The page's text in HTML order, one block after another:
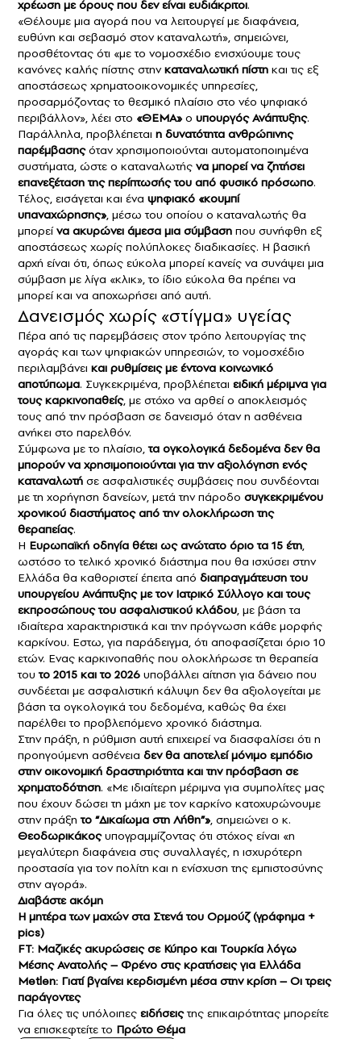
χρέωση με όρους που δεν είναι ευδιάκριτοι.
«Θέλουμε μια αγορά που να λειτουργεί με διαφάνεια,
ευθύνη και σεβασμό στον καταναλωτή», σημειώνει,
προσθέτοντας ότι «με το νομοσχέδιο ενισχύουμε τους
κανόνες καλής πίστης στηνκαταναλωτική πίστη και τις εξ
αποστάσεως χρηματοοικονομικές υπηρεσίες,
προσαρμόζοντας το θεσμικό πλαίσιο στο νέο ψηφιακό
περιβάλλον», λέει στο «ΘΕΜΑ» ο υπουργός Ανάπτυξης.
Παράλληλα, προβλέπεται η δυνατότητα ανθρώπινης
παρέμβασηςόταν χρησιμοποιούνται αυτοματοποιημένα
συστήματα, ώστε ο καταναλωτής να μπορεί να ζητήσει
επανεξέταση της περίπτωσής του από φυσικό πρόσωπο.
Τέλος, εισάγεται και ένα ψηφιακό «κουμπί
υπαναχώρησης», μέσω του οποίου ο καταναλωτής θα
μπορείνα ακυρώνει άμεσα μια σύμβαση που συνήφθη εξ
αποστάσεως χωρίς πολύπλοκες διαδικασίες. Η βασική
αρχή είναι ότι, όπως εύκολα μπορεί κανείς να συνάψει μια
σύμβαση με λίγα «κλικ», το ίδιο εύκολα θα πρέπει να
μπορεί και να αποχωρήσει από αυτή.
Δανεισμός χωρίς «στίγμα» υγείας
Πέρα από τις παρεμβάσεις στον τρόπο λειτουργίας της
αγοράς και των ψηφιακών υπηρεσιών, το νομοσχέδιο
περιλαμβάνει και ρυθμίσεις με έντονα κοινωνικό
αποτύπωμα. Συγκεκριμένα, προβλέπεται ειδική μέριμνα για
τους καρκινοπαθείς, με στόχο να αρθεί ο αποκλεισμός
τους από την πρόσβαση σε δανεισμό όταν η ασθένεια
ανήκει στο παρελθόν.
Σύμφωνα με το πλαίσιο,τα ογκολογικά δεδομένα δεν θα
μπορούν να χρησιμοποιούνται για την αξιολόγηση ενός
καταναλωτή σε ασφαλιστικές συμβάσεις που συνδέονται
με τη χορήγηση δανείων, μετά την πάροδο συγκεκριμένου
χρονικού διαστήματος από την ολοκλήρωση της
θεραπείας.
Η Ευρωπαϊκή οδηγία θέτει ως ανώτατο όριο τα 15 έτη,
ωστόσο το τελικό χρονικό διάστημα που θα ισχύσει στην
Ελλάδα θα καθοριστεί έπειτα από διαπραγμάτευση του
υπουργείου Ανάπτυξηςμε τον Ιατρικό Σύλλογο και τους
εκπροσώπους του ασφαλιστικού κλάδου, με βάση τα
ιδιαίτερα χαρακτηριστικά και την πρόγνωση κάθε μορφής
καρκίνου. Εστω, για παράδειγμα, ότι αποφασίζεται όριο 10
ετών. Ενας καρκινοπαθής που ολοκλήρωσε τη θεραπεία
τουτο 2015 και το 2026 υποβάλλει αίτηση για δάνειο που
συνδέεται με ασφαλιστική κάλυψη δεν θα αξιολογείται με
βάση τα ογκολογικά του δεδομένα, καθώς θα έχει
παρέλθει το προβλεπόμενο χρονικό διάστημα.
Στην πράξη, η ρύθμιση αυτή επιχειρεί να διασφαλίσει ότι η
προηγούμενη ασθένεια δεν θα αποτελεί μόνιμο εμπόδιο
στην οικονομική δραστηριότητα και την πρόσβαση σε
χρηματοδότηση. «Με ιδιαίτερη μέριμνα για συμπολίτες μας
που έχουν δώσει τη μάχη με τον καρκίνο κατοχυρώνουμε
στην πράξητο “Δικαίωμα στη Λήθη”», σημειώνει ο κ.
Θεοδωρικάκοςυπογραμμίζοντας ότι στόχος είναι «η
μεγαλύτερη διαφάνεια στις συναλλαγές, η ισχυρότερη
προστασία για τον πολίτη και η ενίσχυση της εμπιστοσύνης
στην αγορά».
Διαβάστε ακόμη
Η μητέρα των μαχών στα Στενά του Ορμούζ (γράφημα +
pics)
FT: Μαζικές ακυρώσεις σε Κύπρο και Τουρκία λόγω
Μέσης Ανατολής – Φρένο στις κρατήσεις για Ελλάδα
Metlen: Γιατί βγαίνει κερδισμένη μέσα στην κρίση – Οι τρεις
παράγοντες
Για όλες τις υπόλοιπες ειδήσειςτης επικαιρότητας μπορείτε
να επισκεφτείτε το Πρώτο Θέμα